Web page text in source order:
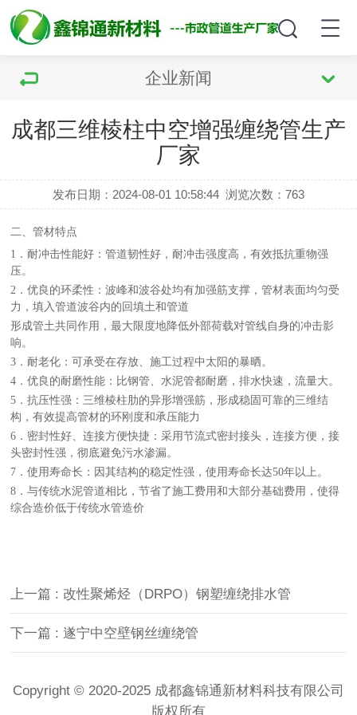
企业新闻
成都三维棱柱中空增强缠绕管生产
厂家
发布日期：2024-08-01 10:58:44 浏览次数：763
二、管材特点
1 ． 耐冲击性能好：管道韧性好，耐冲击强度高，有效抵抗重物强
压。
2 ．优良的环柔性：波峰和波谷处均有加强筋支撑，管材表面均匀受
力，填入管道波谷内的回填土和管道
形成管土共同作用，最大限度地降低外部荷载对管线自身的冲击影
响。
3 ． 耐老化：可承受在存放、施工过程中太阳的暴晒。
4 ．优良的耐磨性能：比钢管、水泥管都耐磨，排水快速，流量大。
5 ．抗压性强：三维棱柱肋的异形增强筋，形成稳固可靠的三维结
构，有效提高管材的环刚度和承压能力
6 ． 密封性好、连接方便快捷 ：采用节流式密封接头，连接方便，接
头密封性强 ，彻底避免污水渗漏。
7 ．使用寿命长：因其结构的稳定性强，使用寿命长达50年以上。
8 ．与传统水泥管道相比，节省了施工费用和大部分基础费用，使得
综合造价低于传统水管造价
上一篇 : 改性聚烯烃（DRPO）钢塑缠绕排水管
下一篇 : 遂宁中空壁钢丝缠绕管
Copyright © 2020-2025 成都鑫锦通新材料科技有限公司
版权所有